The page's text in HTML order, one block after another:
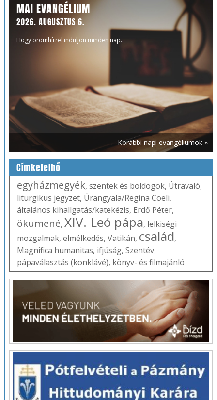
MAI EVANGÉLIUM
2026. AUGUSZTUS 6.
Hogy örömhírrel induljon minden nap...
Korábbi napi evangéliumok »
Címkefelhő
egyházmegyék, szentek és boldogok, Útravaló,
liturgikus jegyzet, Úrangyala/Regina Coeli,
általános kihallgatás/katekézis, Erdő Péter,
ökumené, XIV. Leó pápa, lelkiségi
mozgalmak, elmélkedés, Vatikán, család,
Magnifica humanitas, ifjúság, Szentév,
pápaválasztás (konklávé), könyv- és filmajánló